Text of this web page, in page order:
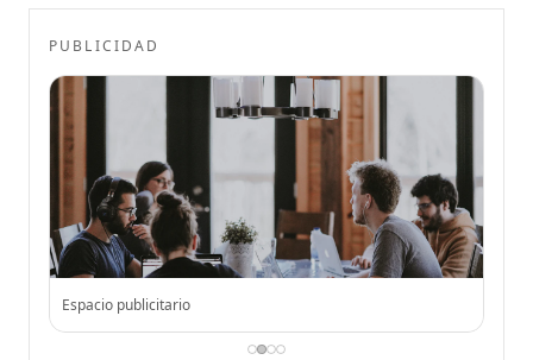
PUBLICIDAD
Espacio publicitario